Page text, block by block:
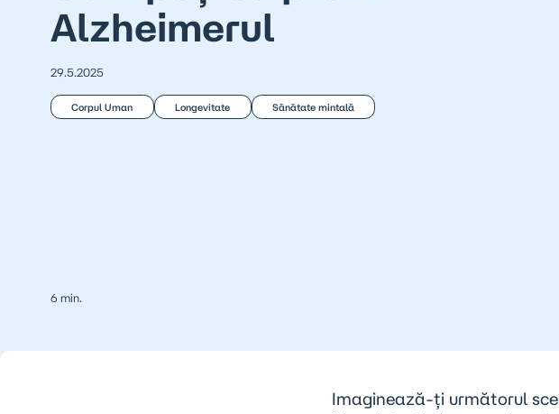
Alzheimerul
29.5.2025
Corpul Uman Longevitate Sănătate mintală
6 min.
Imaginează-ți următorul